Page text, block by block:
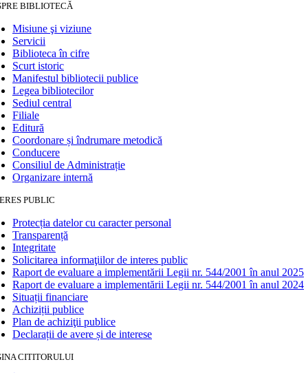
BIBLIOTECĂ
Misiune şi viziune
Servicii
Biblioteca în cifre
Scurt istoric
Manifestul bibliotecii publice
Legea bibliotecilor
Sediul central
Filiale
Editură
Coordonare și îndrumare metodică
Conducere
Consiliul de Administrație
Organizare internă
PUBLIC
Protecția datelor cu caracter personal
Transparență
Integritate
Solicitarea informaţiilor de interes public
Raport de evaluare a implementării Legii nr. 544/2001 în anul 2025
Raport de evaluare a implementării Legii nr. 544/2001 în anul 2024
Situații financiare
Achiziții publice
Plan de achiziţii publice
Declarații de avere și de interese
CITITORULUI